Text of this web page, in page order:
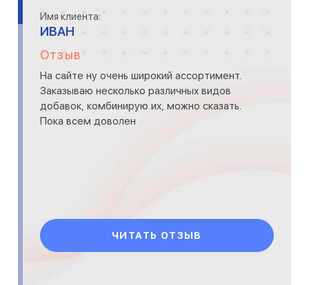
Имя клиента:
ИВАН
Отзыв
На сайте ну очень широкий ассортимент.
Заказываю несколько различных видов
добавок, комбинирую их, можно сказать.
Пока всем доволен
ЧИТАТЬ ОТЗЫВ